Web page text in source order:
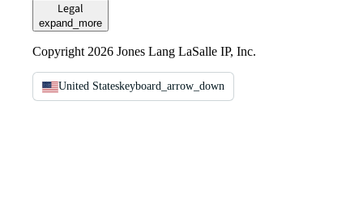
Legal
expand_more
Copyright 2026 Jones Lang LaSalle IP, Inc.
United Stateskeyboard_arrow_down